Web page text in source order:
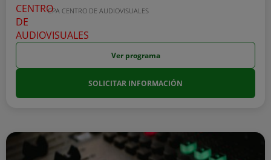
CPA CENTRO DE AUDIOVISUALES
Ver programa
SOLICITAR INFORMACIÓN